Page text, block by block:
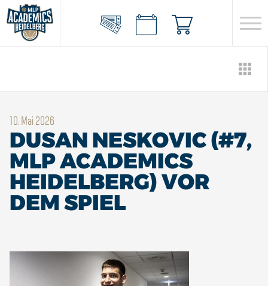
10. Mai 2026
DUSAN NESKOVIC (#7,
MLP ACADEMICS
HEIDELBERG) VOR
DEM SPIEL